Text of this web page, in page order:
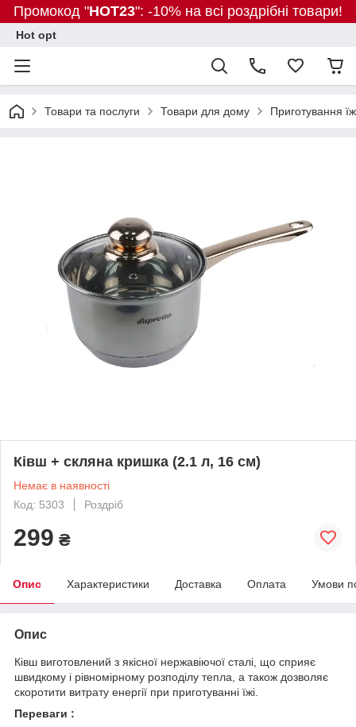
Промокод "HOT23": -10% на всі роздрібні товари!
Hot opt
Товари та послуги Товари для дому Приготування
Ківш + скляна кришка (2.1 л, 16 см)
Немає в наявності
Код: 5303
Роздріб
299 ₴
Опис Характеристики Доставка Оплата Умови
Опис
Ківш виготовлений з якісної нержавіючої сталі, що сприяє
швидкому і рівномірному розподілу тепла, а також дозволяє
скоротити витрату енергії при приготуванні їжі.
Переваги :